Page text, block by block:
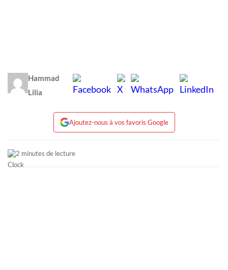
Hammad
Lilia
Ajoutez-nous à vos favoris Google
2 minutes de lecture